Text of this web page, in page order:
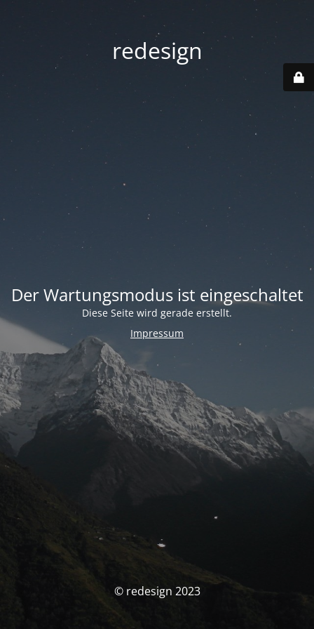
redesign
Der Wartungsmodus ist eingeschaltet
Diese Seite wird gerade erstellt.
Impressum
© redesign 2023